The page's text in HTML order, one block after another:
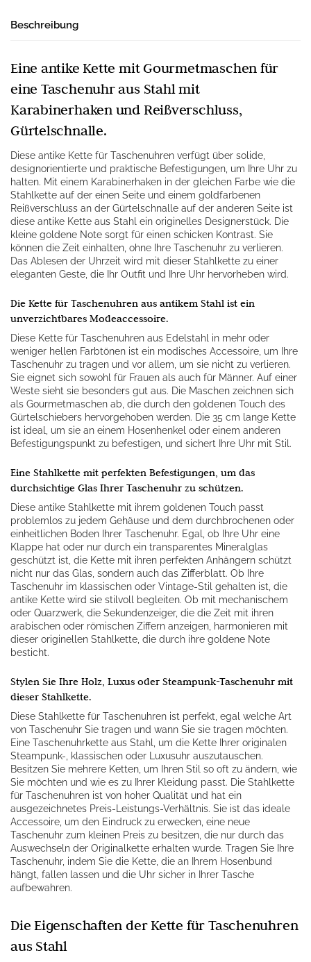
Beschreibung
Eine antike Kette mit Gourmetmaschen für
eine Taschenuhr aus Stahl mit
Karabinerhaken und Reißverschluss,
Gürtelschnalle.
Diese antike Kette für Taschenuhren verfügt über solide,
designorientierte und praktische Befestigungen, um Ihre Uhr zu
halten. Mit einem Karabinerhaken in der gleichen Farbe wie die
Stahlkette auf der einen Seite und einem goldfarbenen
Reißverschluss an der Gürtelschnalle auf der anderen Seite ist
diese antike Kette aus Stahl ein originelles Designerstück. Die
kleine goldene Note sorgt für einen schicken Kontrast. Sie
können die Zeit einhalten, ohne Ihre Taschenuhr zu verlieren.
Das Ablesen der Uhrzeit wird mit dieser Stahlkette zu einer
eleganten Geste, die Ihr Outfit und Ihre Uhr hervorheben wird.
Die Kette für Taschenuhren aus antikem Stahl ist ein
unverzichtbares Modeaccessoire.
Diese Kette für Taschenuhren aus Edelstahl in mehr oder
weniger hellen Farbtönen ist ein modisches Accessoire, um Ihre
Taschenuhr zu tragen und vor allem, um sie nicht zu verlieren.
Sie eignet sich sowohl für Frauen als auch für Männer. Auf einer
Weste sieht sie besonders gut aus. Die Maschen zeichnen sich
als Gourmetmaschen ab, die durch den goldenen Touch des
Gürtelschiebers hervorgehoben werden. Die 35 cm lange Kette
ist ideal, um sie an einem Hosenhenkel oder einem anderen
Befestigungspunkt zu befestigen, und sichert Ihre Uhr mit Stil.
Eine Stahlkette mit perfekten Befestigungen, um das
durchsichtige Glas Ihrer Taschenuhr zu schützen.
Diese antike Stahlkette mit ihrem goldenen Touch passt
problemlos zu jedem Gehäuse und dem durchbrochenen oder
einheitlichen Boden Ihrer Taschenuhr. Egal, ob Ihre Uhr eine
Klappe hat oder nur durch ein transparentes Mineralglas
geschützt ist, die Kette mit ihren perfekten Anhängern schützt
nicht nur das Glas, sondern auch das Zifferblatt. Ob Ihre
Taschenuhr im klassischen oder Vintage-Stil gehalten ist, die
antike Kette wird sie stilvoll begleiten. Ob mit mechanischem
oder Quarzwerk, die Sekundenzeiger, die die Zeit mit ihren
arabischen oder römischen Ziffern anzeigen, harmonieren mit
dieser originellen Stahlkette, die durch ihre goldene Note
besticht.
Stylen Sie Ihre Holz, Luxus oder Steampunk-Taschenuhr mit
dieser Stahlkette.
Diese Stahlkette für Taschenuhren ist perfekt, egal welche Art
von Taschenuhr Sie tragen und wann Sie sie tragen möchten.
Eine Taschenuhrkette aus Stahl, um die Kette Ihrer originalen
Steampunk-, klassischen oder Luxusuhr auszutauschen.
Besitzen Sie mehrere Ketten, um Ihren Stil so oft zu ändern, wie
Sie möchten und wie es zu Ihrer Kleidung passt. Die Stahlkette
für Taschenuhren ist von hoher Qualität und hat ein
ausgezeichnetes Preis-Leistungs-Verhältnis. Sie ist das ideale
Accessoire, um den Eindruck zu erwecken, eine neue
Taschenuhr zum kleinen Preis zu besitzen, die nur durch das
Auswechseln der Originalkette erhalten wurde. Tragen Sie Ihre
Taschenuhr, indem Sie die Kette, die an Ihrem Hosenbund
hängt, fallen lassen und die Uhr sicher in Ihrer Tasche
aufbewahren.
Die Eigenschaften der Kette für Taschenuhren
aus Stahl